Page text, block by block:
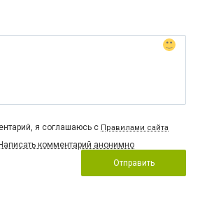
я соглашаюсь с Правилами сайта
комментарий анонимно
Отправить